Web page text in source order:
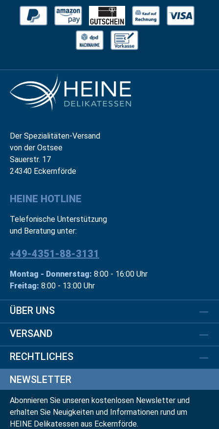
Der Spezialitäten-Versand
von der Ostsee
Sauerstr. 17
24340 Eckernförde
HEINE HOTLINE
Telefonische Unterstützung
und Beratung unter:
+49-4351-88-3131
Montag - Donnerstag: 8:00 - 16:00 Uhr
Freitag: 8:00 - 13:00 Uhr
ÜBER UNS
VERSAND
RECHTLICHES
NEWSLETTER
Abonnieren Sie unseren kostenlosen Newsletter und
erhalten Sie Neuigkeiten und Informationen rund um
HEINE Delikatessen aus Eckernförde.